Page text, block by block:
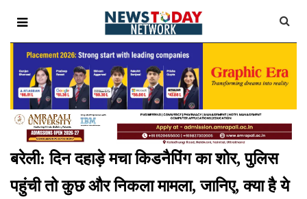
बरेली: दिन दहाड़े मचा किडनैपिंग का शोर, पुलिस
पहुंची तो कुछ और निकला मामला, जानिए, क्‍या है ये